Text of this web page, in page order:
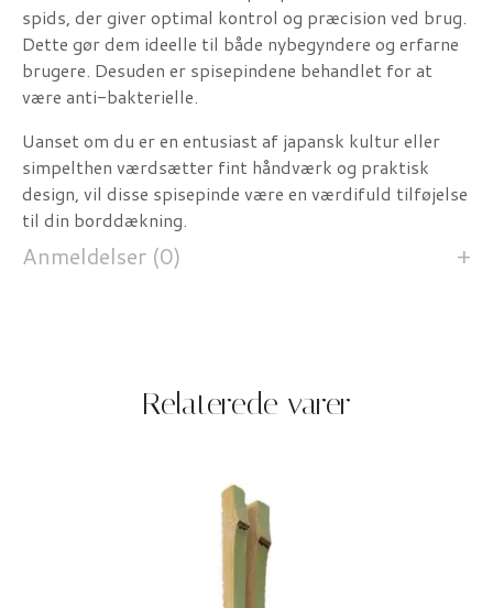
spids, der giver optimal kontrol og præcision ved brug.
Dette gør dem ideelle til både nybegyndere og erfarne
brugere. Desuden er spisepindene behandlet for at
være anti-bakterielle.
Uanset om du er en entusiast af japansk kultur eller
simpelthen værdsætter fint håndværk og praktisk
design, vil disse spisepinde være en værdifuld tilføjelse
til din borddækning.
Anmeldelser (0)
Relaterede varer